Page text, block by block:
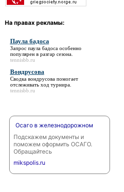
На правах рекламы:
Паула бадоса
Запрос паула бадосаособенно
популярен в разгар сезона.
tennisbb.ru
Вондрусова
Сводка вондрусовапомогает
отслеживать ход турнира.
tennisbb.ru
Осаго в железнодорожном
Подскажем документы и
поможем оформить ОСАГО.
Обращайтесь
mikspolis.ru